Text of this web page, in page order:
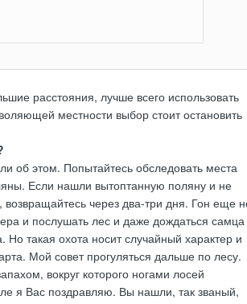
расстояния, лучше всего использовать
местности выбор стоит остановить
об этом. Попытайтесь обследовать места
Если нашли вытоптанную поляну и не
возвращайтесь через два-три дня. Гон еще
и послушать лес и даже дождаться самца
такая охота носит случайный характер и
Мой совет прогуляться дальше по лесу.
вокруг которого ногами лосей
я Вас поздравляю. Вы нашли, так званый,